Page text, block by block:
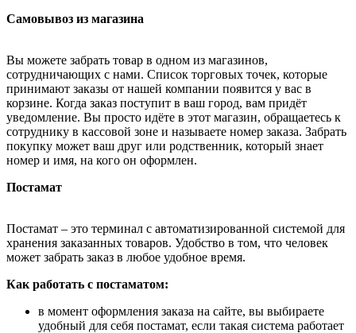
Самовывоз из магазина
Вы можете забрать товар в одном из магазинов,
сотрудничающих с нами. Список торговых точек, которые
принимают заказы от нашей компании появится у вас в
корзине. Когда заказ поступит в ваш город, вам придёт
уведомление. Вы просто идёте в этот магазин, обращаетесь к
сотруднику в кассовой зоне и называете номер заказа. Забрать
покупку может ваш друг или родственник, который знает
номер и имя, на кого он оформлен.
Постамат
Постамат – это терминал с автоматизированной системой для
хранения заказанных товаров. Удобство в том, что человек
может забрать заказ в любое удобное время.
Как работать с постаматом:
в момент оформления заказа на сайте, вы выбираете
удобный для себя постамат, если такая система работает